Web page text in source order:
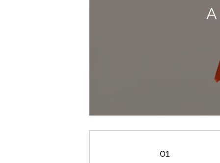
01